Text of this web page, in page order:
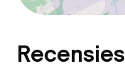
Recensies